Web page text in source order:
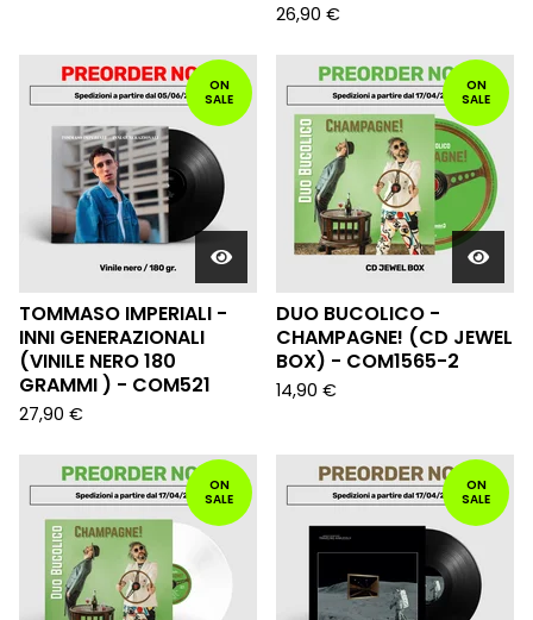
26,90 €
ON
SALE
TOMMASO IMPERIALI -
INNI GENERAZIONALI
(VINILE NERO 180
GRAMMI ) - COM521
27,90 €
ON
SALE
DUO BUCOLICO -
CHAMPAGNE! (CD JEWEL
BOX) - COM1565-2
14,90 €
ON
SALE
ON
SALE